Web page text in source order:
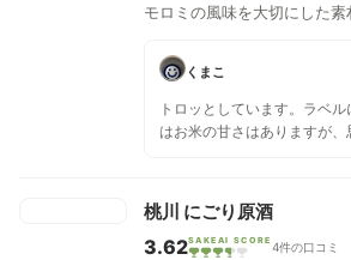
モロミの風味を大切にした
くまこ
トロッとしています。ラベ
はお米の甘さはありますが
桃川 にごり原酒
3.62SAKEAI SCORE 4件の口コミ